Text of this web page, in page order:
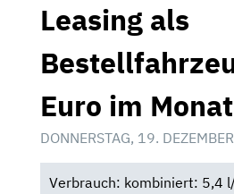
Leasing als
Euro im
DONNERSTAG, 19.
Verbrauch: kombiniert: 5,4